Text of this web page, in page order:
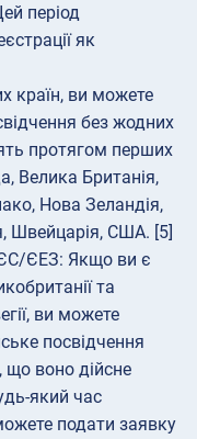
період
як
країн, ви можете
без жодних
протягом перших
Велика Британія,
Нова Зеландія,
Швейцарія, США. [5]
ЄС/ЄЕЗ: Якщо ви є
та
ви можете
посвідчення
що воно дійсне
який час
подати заявку